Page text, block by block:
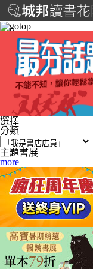
選擇
分類
主題書展
more